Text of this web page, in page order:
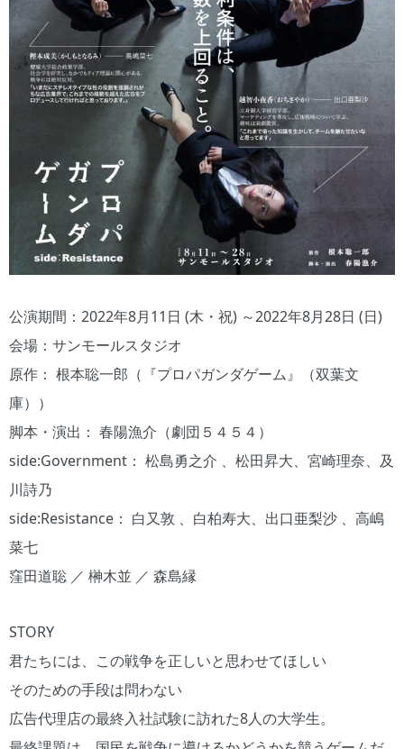
公演期間：2022年8月11日 (木・祝) ～2022年8月28日 (日)
会場：サンモールスタジオ
原作： 根本聡一郎（『プロパガンダゲーム』（双葉文
庫））
脚本・演出： 春陽漁介（劇団５４５４）
side:Government： 松島勇之介 、松田昇大、宮崎理奈、及
川詩乃
side:Resistance： 白又敦 、白柏寿大、出口亜梨沙 、高嶋
菜七
窪田道聡 ／ 榊木並 ／ 森島縁
STORY
君たちには、この戦争を正しいと思わせてほしい
そのための手段は問わない
広告代理店の最終入社試験に訪れた8人の大学生。